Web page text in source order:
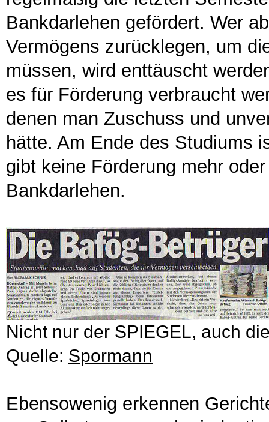
Bankdarlehen gefördert. Wer
Vermögens zurücklegen, um
müssen, wird enttäuscht
es für Förderung verbraucht
denen man Zuschuss und
hätte. Am Ende des Studiums
gibt keine Förderung mehr
Bankdarlehen.
Nicht nur der SPIEGEL, auch
Quelle: Spormann
Ebensowenig erkennen